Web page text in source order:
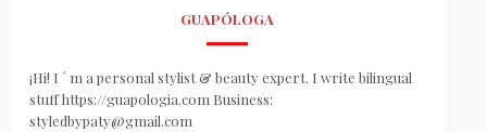
GUAPÓLOGA
¡Hi! I ´ m a personal stylist & beauty expert. I write bilingual
stuff https://guapologia.com Business:
styledbypaty@gmail.com